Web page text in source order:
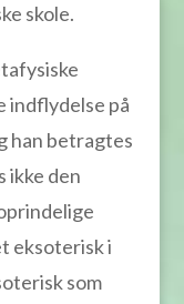
skole.
indflydelse på
han betragtes
ikke den
eksoterisk i
som